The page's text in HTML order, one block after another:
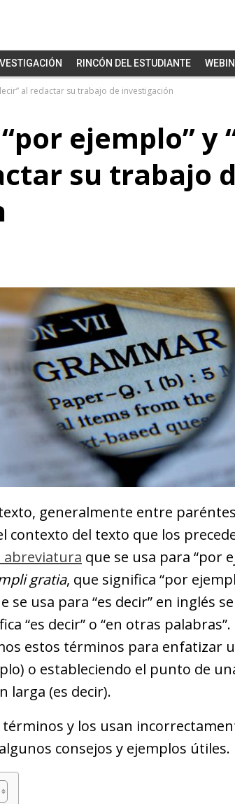
RINCÓN DEL ESTUDIANTE
al redactar su trabajo de investigación
ejemplo” y
su trabajo
generalmente entre
contexto del texto que los
abreviatura que se usa para “por
gratia, que significa “por
se usa para “es decir” en inglés
“es decir” o “en otras
estos términos para enfatizar
o estableciendo el punto de
larga (es decir).
y los usan
consejos y ejemplos útiles.